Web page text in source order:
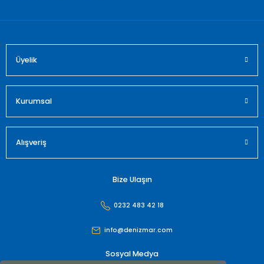
Üyelik
Kurumsal
Alışveriş
Bize Ulaşın
0232 483 42 18
info@denizmar.com
Sosyal Medya